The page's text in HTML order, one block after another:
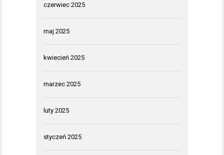
czerwiec 2025
maj 2025
kwiecień 2025
marzec 2025
luty 2025
styczeń 2025